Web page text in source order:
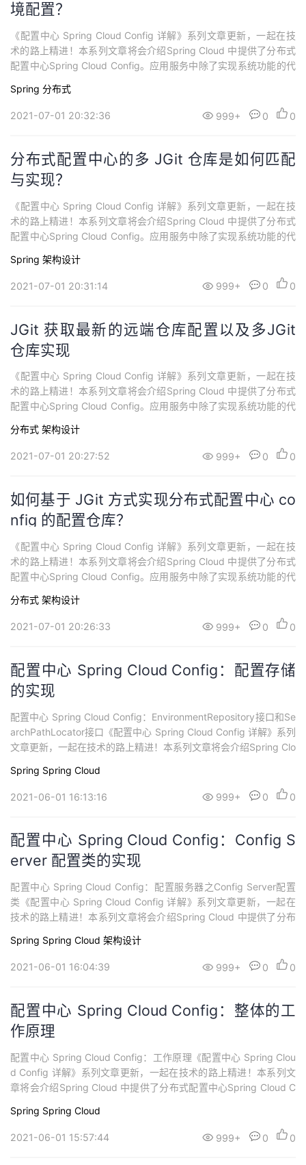
境配置？
《配置中心 Spring Cloud Config 详解》系列文章更新，一起在技
术的路上精进！本系列文章将会介绍Spring Cloud 中提供了分布式
配置中心Spring Cloud Config。应用服务中除了实现系统功能的代
据去调整应用的行为，如切换不同的数据库，设置功能开关等。随
着微服务的不断增加，需要系统具备可伸缩和可扩展性...
Spring 分布式
2021-07-01 20:32:36 999+ 0 0
分布式配置中心的多 JGit 仓库是如何匹配
与实现？
《配置中心 Spring Cloud Config 详解》系列文章更新，一起在技
术的路上精进！本系列文章将会介绍Spring Cloud 中提供了分布式
配置中心Spring Cloud Config。应用服务中除了实现系统功能的代
据去调整应用的行为，如切换不同的数据库，设置功能开关等。随
着微服务的不断增加，需要系统具备可伸缩和可扩展性...
Spring 架构设计
2021-07-01 20:31:14 999+ 0 0
JGit 获取最新的远端仓库配置以及多JGit
仓库实现
《配置中心 Spring Cloud Config 详解》系列文章更新，一起在技
术的路上精进！本系列文章将会介绍Spring Cloud 中提供了分布式
配置中心Spring Cloud Config。应用服务中除了实现系统功能的代
据去调整应用的行为，如切换不同的数据库，设置功能开关等。随
着微服务的不断增加，需要系统具备可伸缩和可扩展性...
分布式 架构设计
2021-07-01 20:27:52 999+ 0 0
如何基于 JGit 方式实现分布式配置中心 co
nfig 的配置仓库？
《配置中心 Spring Cloud Config 详解》系列文章更新，一起在技
术的路上精进！本系列文章将会介绍Spring Cloud 中提供了分布式
配置中心Spring Cloud Config。应用服务中除了实现系统功能的代
据去调整应用的行为，如切换不同的数据库，设置功能开关等。随
着微服务的不断增加，需要系统具备可伸缩和可扩展性...
分布式 架构设计
2021-07-01 20:26:33 999+ 0 0
配置中心 Spring Cloud Config：配置存储
的实现
配置中心 Spring Cloud Config：EnvironmentRepository接口和Se
archPathLocator接口《配置中心 Spring Cloud Config 详解》系列
文章更新，一起在技术的路上精进！本系列文章将会介绍Spring Clo
了实现系统功能的代码，还需要连接资源和其它应...
Spring Spring Cloud
2021-06-01 16:13:16 999+ 0 0
配置中心 Spring Cloud Config：Config S
erver 配置类的实现
配置中心 Spring Cloud Config：配置服务器之Config Server配置
类《配置中心 Spring Cloud Config 详解》系列文章更新，一起在
技术的路上精进！本系列文章将会介绍Spring Cloud 中提供了分布
代码，还需要连接资源和其它应用，经常有很多需要在外部配置的
数据去调整应...
Spring Spring Cloud 架构设计
2021-06-01 16:04:39 999+ 0 0
配置中心 Spring Cloud Config：整体的工
作原理
配置中心 Spring Cloud Config：工作原理《配置中心 Spring Clou
d Config 详解》系列文章更新，一起在技术的路上精进！本系列文
章将会介绍Spring Cloud 中提供了分布式配置中心Spring Cloud C
它应用，经常有很多需要在外部配置的数据去调整应用的行为，如
切换不同的数据库，设置功...
Spring Spring Cloud
2021-06-01 15:57:44 999+ 0 0